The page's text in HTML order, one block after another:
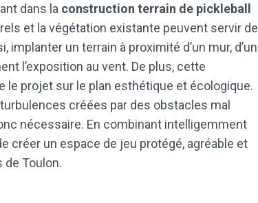
dans la construction terrain de pickleball
et la végétation existante peuvent servir de
un terrain à proximité d’un mur, d’un
l’exposition au vent. De plus, cette
le projet sur le plan esthétique et écologique.
créées par des obstacles mal
nécessaire. En combinant intelligemment
créer un espace de jeu protégé, agréable et
Toulon.